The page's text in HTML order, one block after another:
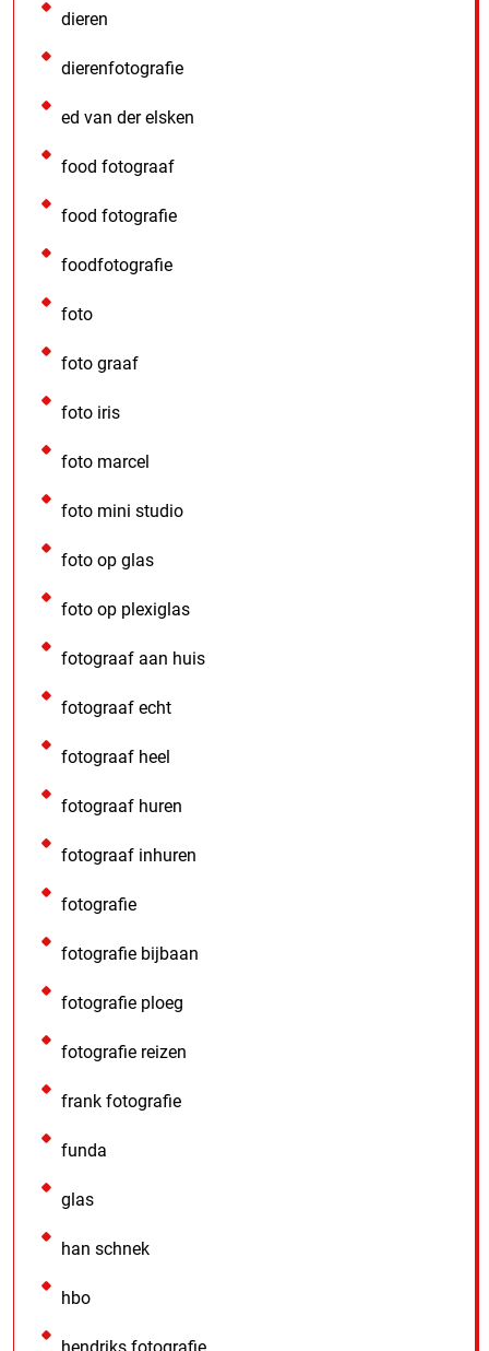
dieren
dierenfotografie
ed van der elsken
food fotograaf
food fotografie
foodfotografie
foto
foto graaf
foto iris
foto marcel
foto mini studio
foto op glas
foto op plexiglas
fotograaf aan huis
fotograaf echt
fotograaf heel
fotograaf huren
fotograaf inhuren
fotografie
fotografie bijbaan
fotografie ploeg
fotografie reizen
frank fotografie
funda
glas
han schnek
hbo